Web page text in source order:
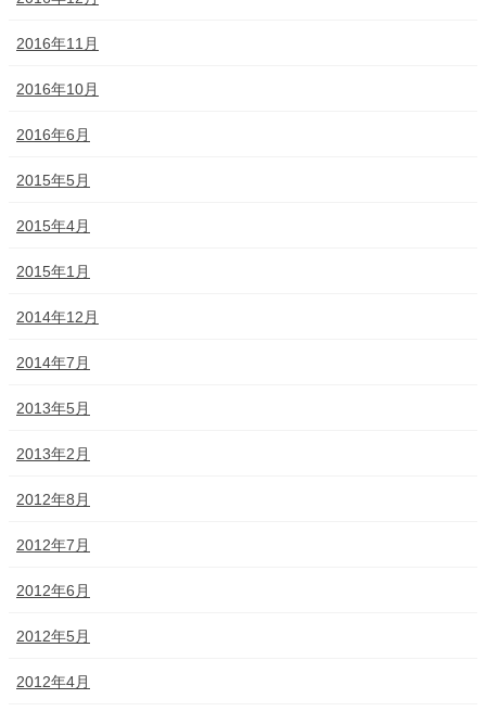
2016年11月
2016年10月
2016年6月
2015年5月
2015年4月
2015年1月
2014年12月
2014年7月
2013年5月
2013年2月
2012年8月
2012年7月
2012年6月
2012年5月
2012年4月